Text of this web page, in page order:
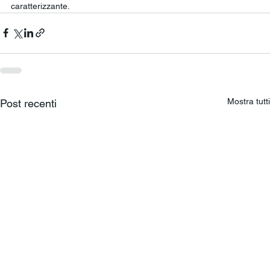
caratterizzante.
Post recenti Mostra tutti